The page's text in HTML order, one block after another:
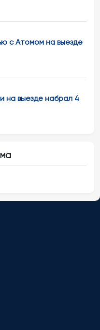
с Атомом на выезде
на выезде набрал 4